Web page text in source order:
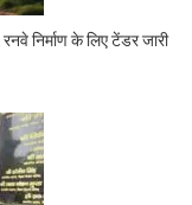
निर्माण के लिए टेंडर जारी